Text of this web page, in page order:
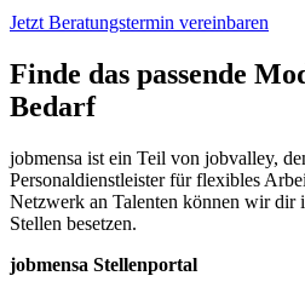
Jetzt Beratungstermin vereinbaren
Finde das passende
Bedarf
jobmensa ist ein Teil von jobvalley,
Personaldienstleister für flexibles
Netzwerk an Talenten können wir dir
Stellen besetzen.
jobmensa Stellenportal